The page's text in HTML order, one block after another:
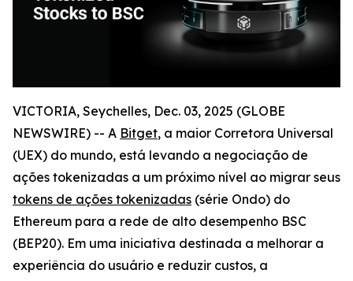
VICTORIA, Seychelles, Dec. 03, 2025 (GLOBE
NEWSWIRE) -- A Bitget, a maior Corretora Universal
(UEX) do mundo, está levando a negociação de
ações tokenizadas a um próximo nível ao migrar seus
tokens de ações tokenizadas (série Ondo) do
Ethereum para a rede de alto desempenho BSC
(BEP20). Em uma iniciativa destinada a melhorar a
experiência do usuário e reduzir custos, a